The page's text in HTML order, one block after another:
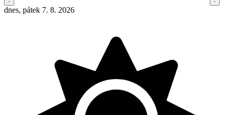
dnes, pátek 7. 8. 2026